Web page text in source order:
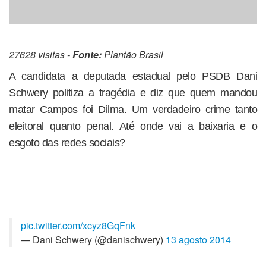
27628 visitas -Fonte: Plantão Brasil
A candidata a deputada estadual pelo PSDB Dani
Schwery politiza a tragédia e diz que quem mandou
matar Campos foi Dilma. Um verdadeiro crime tanto
eleitoral quanto penal. Até onde vai a baixaria e o
esgoto das redes sociais?
pic.twitter.com/xcyz8GqFnk
— Dani Schwery (@danischwery) 13 agosto 2014